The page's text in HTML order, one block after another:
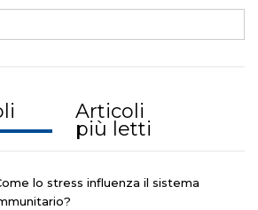
Articoli
più letti
lo stress influenza il sistema